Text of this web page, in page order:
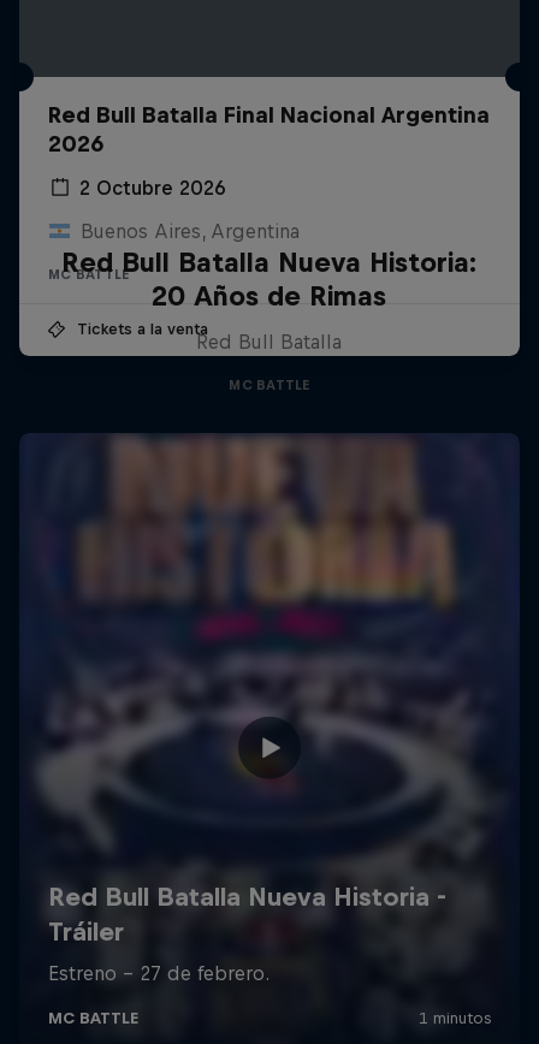
Red Bull Batalla Final Nacional Argentina
2026
2 Octubre 2026
Buenos Aires, Argentina
MC BATTLE
Tickets a la venta
Red Bull Batalla Nueva Historia:
20 Años de Rimas
Red Bull Batalla
MC BATTLE